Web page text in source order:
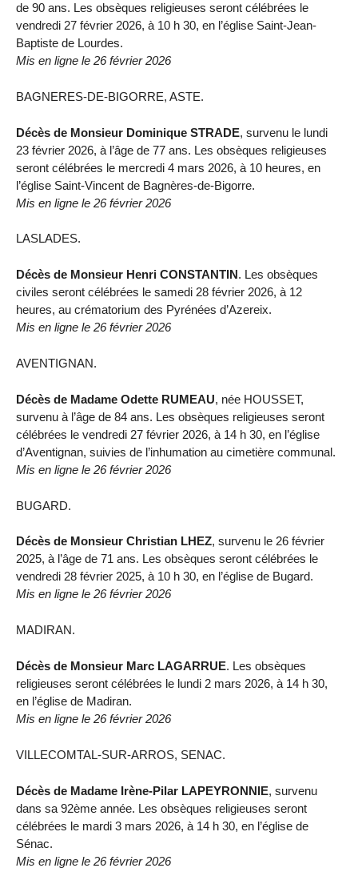
de 90 ans. Les obsèques religieuses seront célébrées le
vendredi 27 février 2026, à 10 h 30, en l’église Saint-Jean-
Baptiste de Lourdes.
Mis en ligne le 26 février 2026
BAGNERES-DE-BIGORRE, ASTE.
Décès de Monsieur Dominique STRADE, survenu le lundi
23 février 2026, à l’âge de 77 ans. Les obsèques religieuses
seront célébrées le mercredi 4 mars 2026, à 10 heures, en
l’église Saint-Vincent de Bagnères-de-Bigorre.
Mis en ligne le 26 février 2026
LASLADES.
Décès de Monsieur Henri CONSTANTIN. Les obsèques
civiles seront célébrées le samedi 28 février 2026, à 12
heures, au crématorium des Pyrénées d’Azereix.
Mis en ligne le 26 février 2026
AVENTIGNAN.
Décès de Madame Odette RUMEAU, née HOUSSET,
survenu à l’âge de 84 ans. Les obsèques religieuses seront
célébrées le vendredi 27 février 2026, à 14 h 30, en l’église
d’Aventignan, suivies de l’inhumation au cimetière communal.
Mis en ligne le 26 février 2026
BUGARD.
Décès de Monsieur Christian LHEZ, survenu le 26 février
2025, à l’âge de 71 ans. Les obsèques seront célébrées le
vendredi 28 février 2025, à 10 h 30, en l’église de Bugard.
Mis en ligne le 26 février 2026
MADIRAN.
Décès de Monsieur Marc LAGARRUE. Les obsèques
religieuses seront célébrées le lundi 2 mars 2026, à 14 h 30,
en l’église de Madiran.
Mis en ligne le 26 février 2026
VILLECOMTAL-SUR-ARROS, SENAC.
Décès de Madame Irène-Pilar LAPEYRONNIE, survenu
dans sa 92ème année. Les obsèques religieuses seront
célébrées le mardi 3 mars 2026, à 14 h 30, en l’église de
Sénac.
Mis en ligne le 26 février 2026